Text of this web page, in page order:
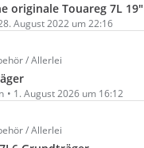
originale Touareg 7L
August 2022 um 22:16
/ Allerlei
1. August 2026 um 16:12
/ Allerlei